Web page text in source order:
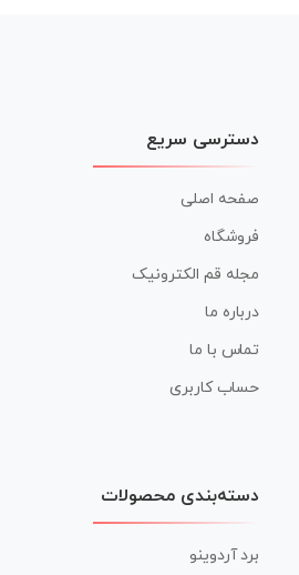
دسترسی سریع
صفحه اصلی
فروشگاه
مجله قم الکترونیک
درباره ما
تماس با ما
حساب کاربری
دسته‌بندی محصولات
برد آردوینو